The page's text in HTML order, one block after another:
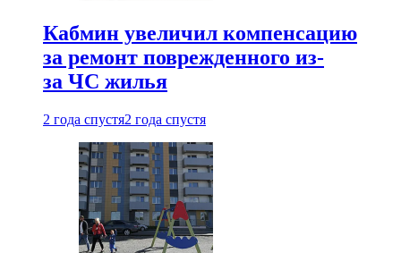
Кабмин увеличил компенсацию
за ремонт поврежденного из-
за ЧС жилья
2 года спустя2 года спустя